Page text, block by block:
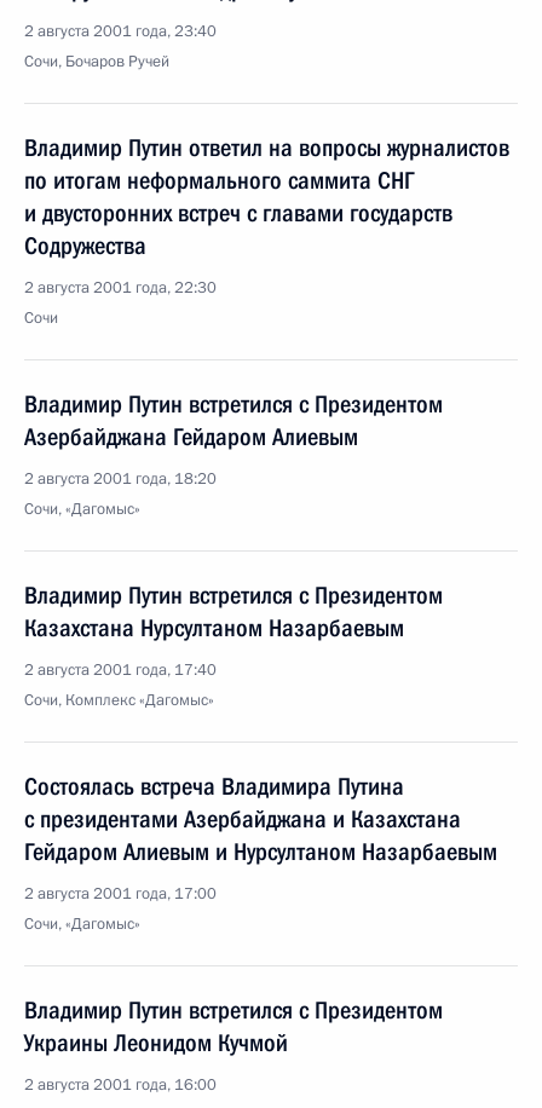
2 августа 2001 года, 23:40
Сочи, Бочаров Ручей
Владимир Путин ответил на вопросы журналистов
по итогам неформального саммита СНГ
и двусторонних встреч с главами государств
Содружества
2 августа 2001 года, 22:30
Сочи
Владимир Путин встретился с Президентом
Азербайджана Гейдаром Алиевым
2 августа 2001 года, 18:20
Сочи, «Дагомыс»
Владимир Путин встретился с Президентом
Казахстана Нурсултаном Назарбаевым
2 августа 2001 года, 17:40
Сочи, Комплекс «Дагомыс»
Состоялась встреча Владимира Путина
с президентами Азербайджана и Казахстана
Гейдаром Алиевым и Нурсултаном Назарбаевым
2 августа 2001 года, 17:00
Сочи, «Дагомыс»
Владимир Путин встретился с Президентом
Украины Леонидом Кучмой
2 августа 2001 года, 16:00